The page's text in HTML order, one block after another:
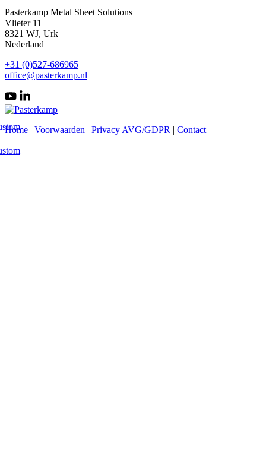
Pasterkamp Metal Sheet Solutions
Vlieter 11
8321 WJ, Urk
Nederland
+31 (0)527-686965
office@pasterkamp.nl
Home | Voorwaarden | Privacy AVG/GDPR | Contact